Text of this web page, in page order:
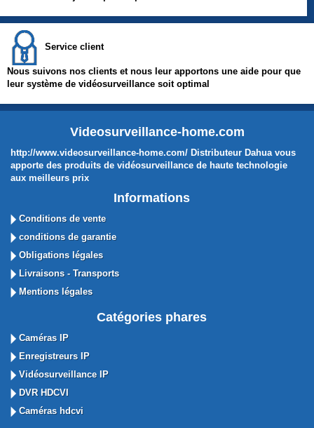
Service client
Nous suivons nos clients et nous leur apportons une aide pour que
leur système de vidéosurveillance soit optimal
Videosurveillance-home.com
http://www.videosurveillance-home.com/ Distributeur Dahua vous
apporte des produits de vidéosurveillance de haute technologie
aux meilleurs prix
Informations
Conditions de vente
conditions de garantie
Obligations légales
Livraisons - Transports
Mentions légales
Catégories phares
Caméras IP
Enregistreurs IP
Vidéosurveillance IP
DVR HDCVI
Caméras hdcvi